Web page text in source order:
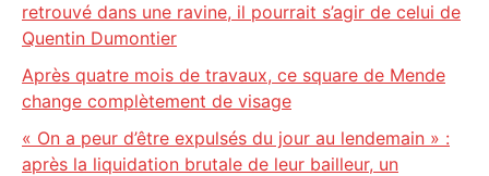
retrouvé dans une ravine, il pourrait s’agir de celui de
Quentin Dumontier
Après quatre mois de travaux, ce square de Mende
change complètement de visage
« On a peur d’être expulsés du jour au lendemain » :
après la liquidation brutale de leur bailleur, un